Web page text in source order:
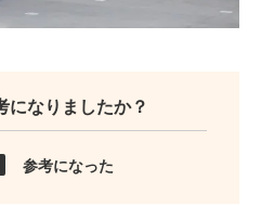
になりましたか？
参考になった